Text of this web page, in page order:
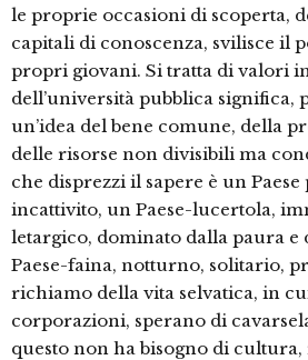
le proprie occasioni di scoperta,
capitali di conoscenza, svilisce il
propri giovani. Si tratta di valori
dell’università pubblica significa,
un’idea del bene comune, della
delle risorse non divisibili ma
che disprezzi il sapere è un
incattivito, un Paese-lucertola,
letargico, dominato dalla paura e
Paese-faina, notturno, solitario,
richiamo della vita selvatica, in
corporazioni, sperano di
questo non ha bisogno di